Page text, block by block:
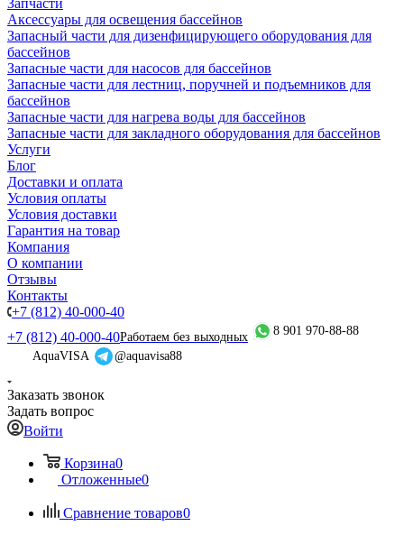
Запчасти
Аксессуары для освещения бассейнов
Запасный части для дизенфицирующего оборудования для
бассейнов
Запасные части для насосов для бассейнов
Запасные части для лестниц, поручней и подъемников для
бассейнов
Запасные части для нагрева воды для бассейнов
Запасные части для закладного оборудования для бассейнов
Услуги
Блог
Доставки и оплата
Условия оплаты
Условия доставки
Гарантия на товар
Компания
О компании
Отзывы
Контакты
+7 (812) 40-000-40
+7 (812) 40-000-40Работаем без выходных
8 901 970-88-88
AquaVISA
@aquavisa88
Заказать звонок
Задать вопрос
Войти
Корзина0
Отложенные0
Сравнение товаров0